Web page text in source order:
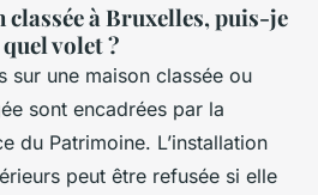
classée à Bruxelles, puis-je
volet ?
sur une maison classée ou
sont encadrées par la
du Patrimoine. L’installation
peut être refusée si elle